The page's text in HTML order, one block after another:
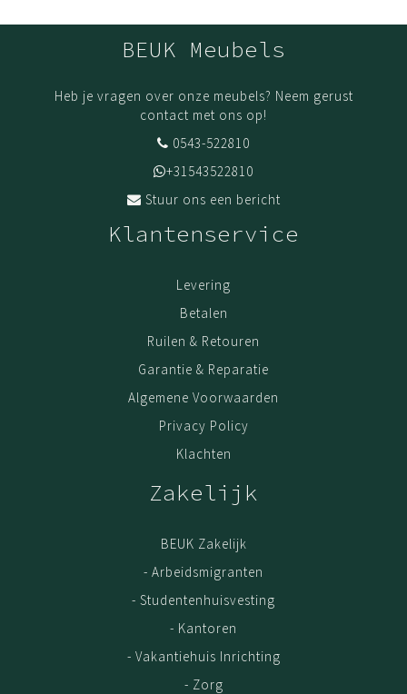
BEUK Meubels
Heb je vragen over onze meubels? Neem gerust
contact met ons op!
0543-522810
+31543522810
Stuur ons een bericht
Klantenservice
Levering
Betalen
Ruilen & Retouren
Garantie & Reparatie
Algemene Voorwaarden
Privacy Policy
Klachten
Zakelijk
BEUK Zakelijk
- Arbeidsmigranten
- Studentenhuisvesting
- Kantoren
- Vakantiehuis Inrichting
- Zorg